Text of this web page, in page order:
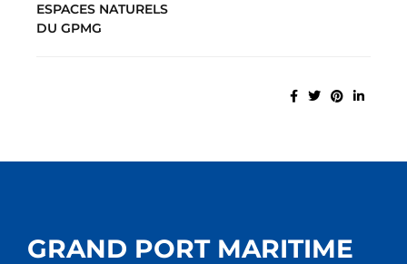
ESPACES NATURELS
DU GPMG
GRAND PORT MARITIME